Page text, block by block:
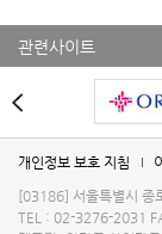
관련사이트
개인정보 보호 지침
[03186] 서울특별시 종
TEL : 02-3276-2031